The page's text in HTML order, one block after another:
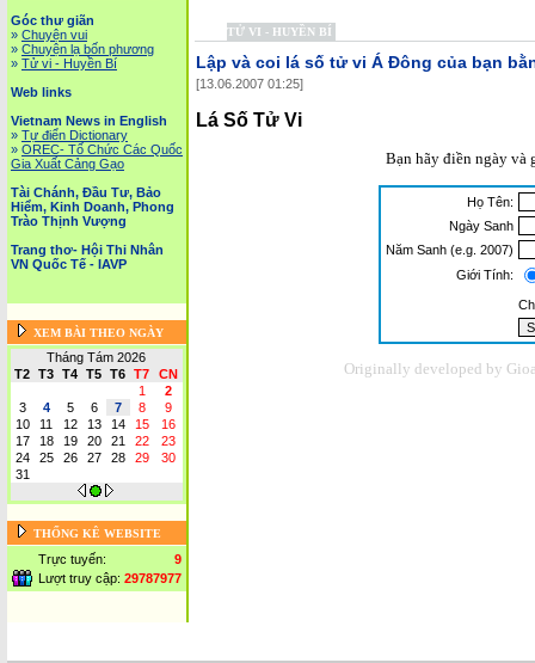
Góc thư giãn
» Chuyện vui
» Chuyện lạ bốn phương
» Tử vi - Huyền Bí
Web links
Vietnam News in English
» Tự điển Dictionary
» OREC- Tố Chức Các Quốc
Gia Xuất Cảng Gạo
Tài Chánh, Đầu Tư, Bảo
Hiểm, Kinh Doanh, Phong
Trào Thịnh Vượng
Trang thơ- Hội Thi Nhân
VN Quốc Tế - IAVP
XEM BÀI THEO NGÀY
Tháng Tám 2026
T2
T3 T4 T5 T6 T7
CN
1
2
3
4 5 6 7 8
9
10
11 12 13 14 15
16
17
18 19 20 21 22
23
24
25 26 27 28 29
30
31
THỐNG KÊ WEBSITE
Trực tuyến:
9
Lượt truy cập: 29787977
TỬ VI - HUYỀN BÍ
Lập và coi lá số tử vi Á Đông của bạn
[13.06.2007 01:25]
Lá Số Tử Vi
Bạn hãy điền ngày và
Họ Tên:
Ngày Sanh
Năm Sanh (e.g. 2007)
Giới Tính:
Originally developed by